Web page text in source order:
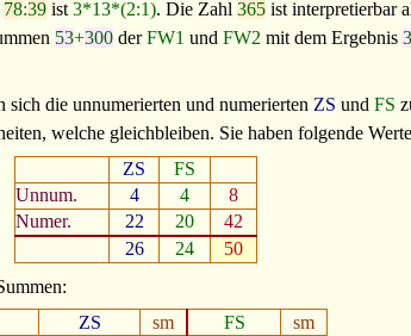
78:39ist 3*13*(2:1). Die Zahl 365ist interpretierbar
53+300derFW1 und FW2 mit dem Ergebnis
die unnumerierten und numerierten ZS undFS
welche gleichbleiben. Sie haben folgende
ZS
FS
Unnum.
4 4
8
Numer.
22 20
42
26
24
50
ZS
sm FS
sm